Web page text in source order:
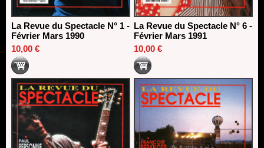
La Revue du Spectacle N° 1 -
Février Mars 1990
10,00 €
La Revue du Spectacle N° 6 -
Février Mars 1991
10,00 €